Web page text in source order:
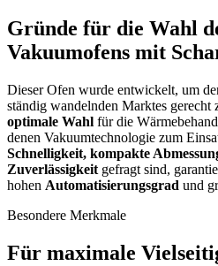
Gründe für die Wahl
Vakuumofens mit
Dieser Ofen wurde entwickelt, um
ständig wandelnden Marktes gerecht
optimale Wahl für die
denen Vakuumtechnologie zum
Schnelligkeit, kompakte
Zuverlässigkeit gefragt sind,
hohen Automatisierungsgrad und
Besondere Merkmale
Für maximale